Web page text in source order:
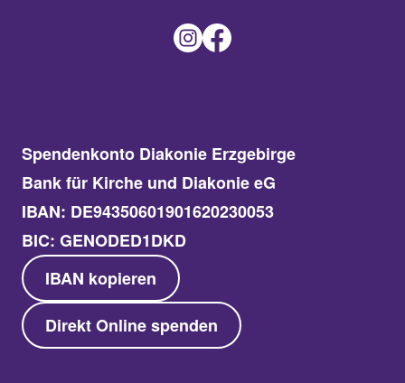
Spendenkonto Diakonie Erzgebirge
Bank für Kirche und Diakonie eG
IBAN: DE94350601901620230053
BIC: GENODED1DKD
IBAN kopieren
Direkt Online spenden